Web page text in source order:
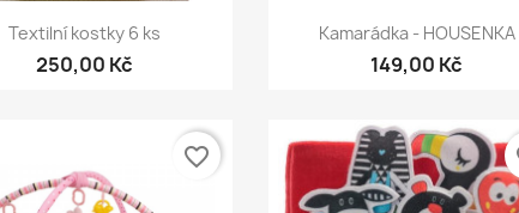
Rychlý náhled
Textilní kostky 6 ks
250,00 Kč
Rychlý náhled
Kamarádka - HOUSENKA
149,00 Kč
favorite_border